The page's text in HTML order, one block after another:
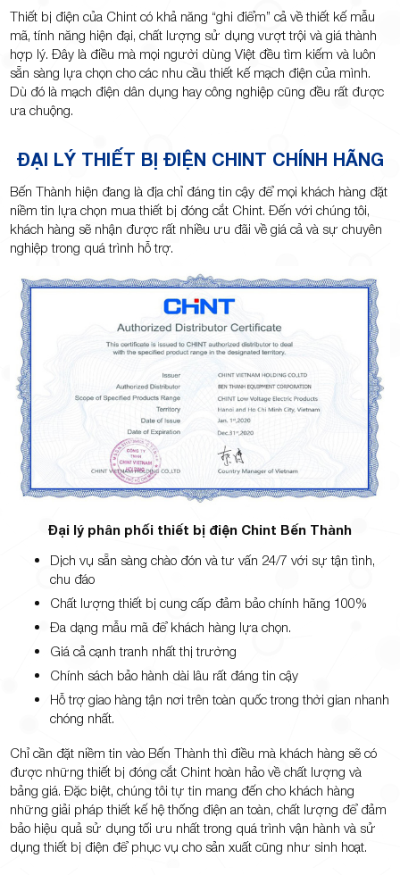
Thiết bị điện của Chint có khả năng “ghi điểm” cả về thiết kế mẫu
mã, tính năng hiện đại, chất lượng sử dụng vượt trội và giá thành
hợp lý. Đây là điều mà mọi người dùng Việt đều tìm kiếm và luôn
sẵn sàng lựa chọn cho các nhu cầu thiết kế mạch điện của mình.
Dù đó là mạch điện dân dụng hay công nghiệp cũng đều rất được
ưa chuộng.
ĐẠI LÝ THIẾT BỊ ĐIỆN CHINT CHÍNH HÃNG
Bến Thành hiện đang là địa chỉ đáng tin cậy để mọi khách hàng đặt
niềm tin lựa chọn mua thiết bị đóng cắt Chint. Đến với chúng tôi,
khách hàng sẽ nhận được rất nhiều ưu đãi về giá cả và sự chuyên
nghiệp trong quá trình hỗ trợ.
Đại lý phân phối thiết bị điện Chint Bến Thành
Dịch vụ sẵn sàng chào đón và tư vấn 24/7 với sự tận tình,
chu đáo
Chất lượng thiết bị cung cấp đảm bảo chính hãng 100%
Đa dạng mẫu mã để khách hàng lựa chọn.
Giá cả cạnh tranh nhất thị trường
Chính sách bảo hành dài lâu rất đáng tin cậy
Hỗ trợ giao hàng tận nơi trên toàn quốc trong thời gian nhanh
chóng nhất.
Chỉ cần đặt niềm tin vào Bến Thành thì điều mà khách hàng sẽ có
được những thiết bị đóng cắt Chint hoàn hảo về chất lượng và
bảng giá. Đặc biệt, chúng tôi tự tin mang đến cho khách hàng
những giải pháp thiết kế hệ thống điện an toàn, chất lượng để đảm
bảo hiệu quả sử dụng tối ưu nhất trong quá trình vận hành và sử
dụng thiết bị điện để phục vụ cho sản xuất cũng như sinh hoạt.